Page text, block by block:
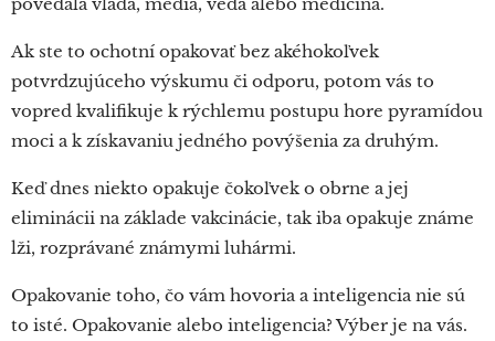
Ak ste to ochotní opakovať bez akéhokoľvek
potvrdzujúceho výskumu či odporu, potom vás to
vopred kvalifikuje k rýchlemu postupu hore pyramídou
moci a k získavaniu jedného povýšenia za druhým.
Keď dnes niekto opakuje čokoľvek o obrne a jej
eliminácii na základe vakcinácie, tak iba opakuje známe
lži, rozprávané známymi luhármi.
Opakovanie toho, čo vám hovoria a inteligencia nie sú
to isté. Opakovanie alebo inteligencia? Výber je na vás.